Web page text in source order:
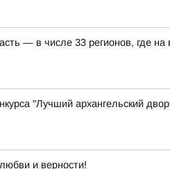
— в числе 33 регионов, где
"Лучший архангельский
и верности!